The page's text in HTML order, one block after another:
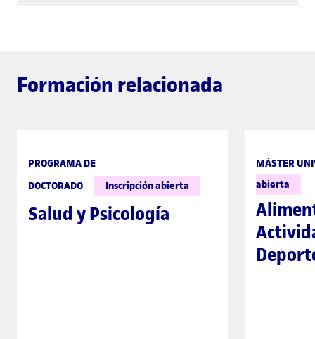
Formación relacionada
PROGRAMA DE
DOCTORADO
Inscripción abierta
Salud y Psicología
MÁSTER
abierta